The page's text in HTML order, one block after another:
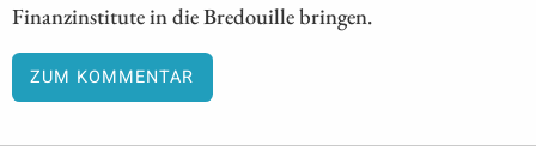
Finanzinstitute in die Bredouille bringen.
ZUM KOMMENTAR